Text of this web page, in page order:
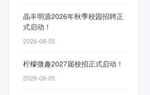
晶丰明源2026年秋季校园招聘正
式启动！
2026-08-05
柠檬微趣2027届校招正式启动！
2026-08-05